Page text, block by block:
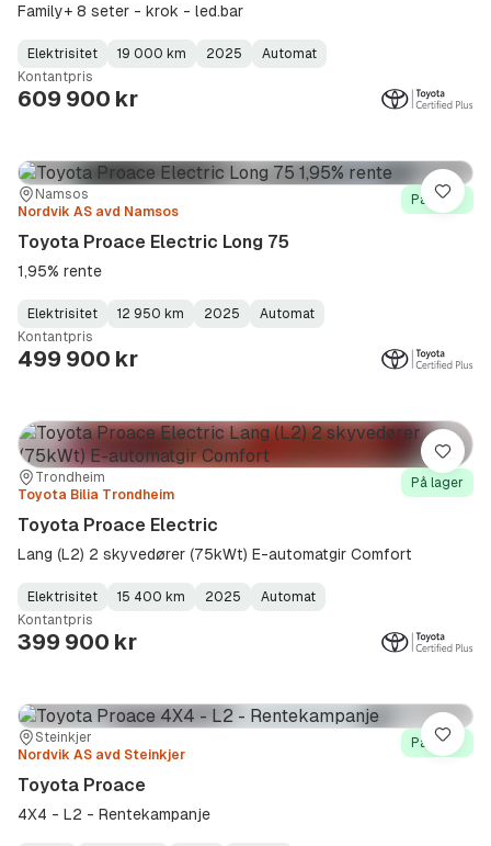
Family+ 8 seter - krok - led.bar
Fuel
Type:
Elektrisitet
Kilometerstand:
19 000 km
Model
Year:
2025
Gearbox
Type:
Automat
Kontantpris
609 900 kr
Sted:Namsos
Forhandler:
Nordvik AS avd Namsos
På lager
Toyota Proace Electric Long 75
1,95% rente
Fuel
Type:
Elektrisitet
Kilometerstand:
12 950 km
Model
Year:
2025
Gearbox
Type:
Automat
Kontantpris
499 900 kr
Lagre
Sted:Trondheim
Forhandler:
Toyota Bilia Trondheim
På lager
Toyota Proace Electric
Lang (L2) 2 skyvedører (75kWt) E-automatgir Comfort
Fuel
Type:
Elektrisitet
Kilometerstand:
15 400 km
Model
Year:
2025
Gearbox
Type:
Automat
Kontantpris
399 900 kr
Lagre
Sted:
Steinkjer
Forhandler:
Nordvik AS avd Steinkjer
På lager
Toyota Proace
4X4 - L2 - Rentekampanje
Lagre